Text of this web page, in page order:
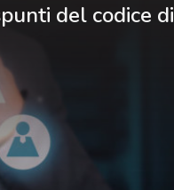
del codice di